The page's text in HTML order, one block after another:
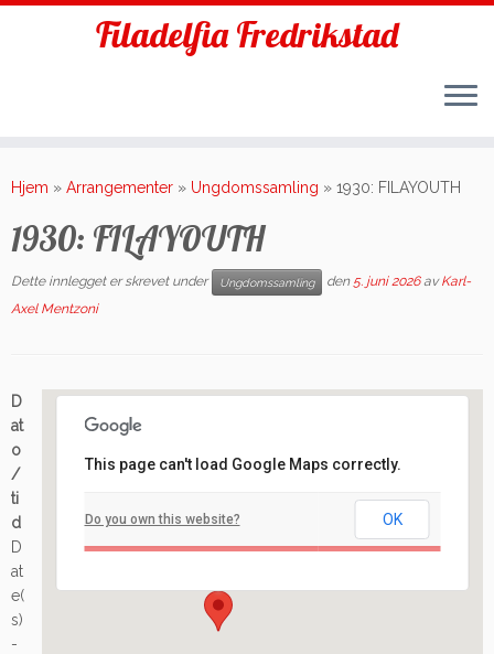
to
Filadelfia Fredrikstad
Hjem » Arrangementer » Ungdomssamling » 1930: FILAYOUTH
1930: FILAYOUTH
Dette innlegget er skrevet under Ungdomssamling den 5. juni 2026 avKarl-
Axel Mentzoni
Arrangement
This page can't load Google Maps correctly.
Do you own this website? OK
D
at
o
/
ti
d
D
at
e(
s)
-